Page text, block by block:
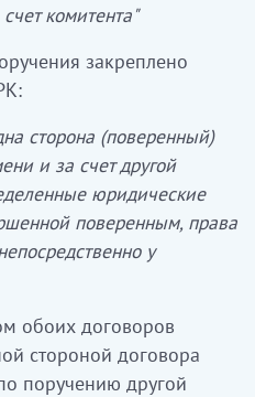
комитента"
закреплено
сторона (поверенный)
и за счет другой
юридические
поверенным, права
у
обоих договоров
стороной договора
поручению другой